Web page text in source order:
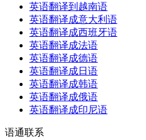
英语翻译到越南语
英语翻译成意大利语
英语翻译成西班牙语
英语翻译成法语
英语翻译成德语
英语翻译成日语
英语翻译成韩语
英语翻译成俄语
英语翻译成印尼语
语通联系